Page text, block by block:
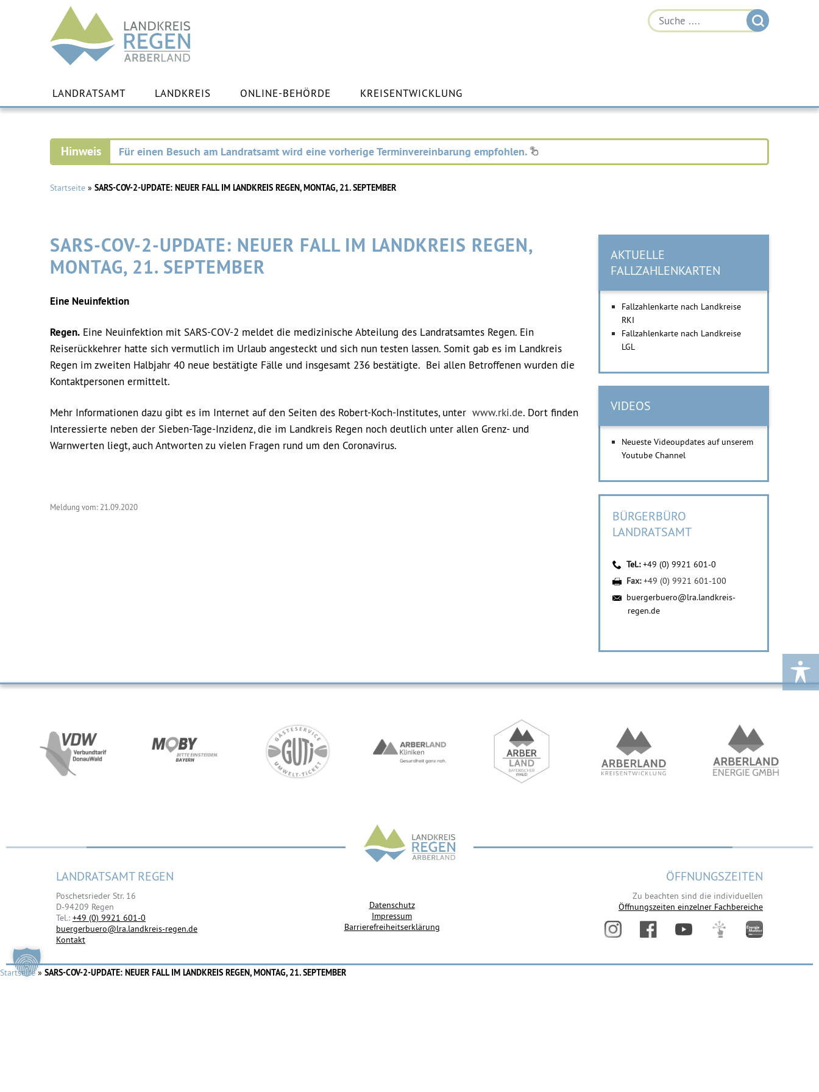
Landkreis
Regen
Inhalt
springen
LANDRATSAMT LANDKREIS ONLINE-BEHÖRDE KREISENTWICKLUNG
Für einen Besuch am Landratsamt wird eine vorherige Terminvereinbarung empfohlen.
Startseite » SARS-COV-2-UPDATE: NEUER FALL IM LANDKREIS REGEN, MONTAG, 21. SEPTEMBER
SARS-COV-2-UPDATE: NEUER FALL IM LANDKREIS REGEN,
MONTAG, 21. SEPTEMBER
Eine Neuinfektion
Regen. Eine Neuinfektion mit SARS-COV-2 meldet die medizinische Abteilung des Landratsamtes Regen. Ein
Reiserückkehrer hatte sich vermutlich im Urlaub angesteckt und sich nun testen lassen. Somit gab es im Landkreis
Regen im zweiten Halbjahr 40 neue bestätigte Fälle und insgesamt 236 bestätigte. Bei allen Betroffenen wurden die
Kontaktpersonen ermittelt.
Mehr Informationen dazu gibt es im Internet auf den Seiten des Robert-Koch-Institutes, unter www.rki.de. Dort finden
Interessierte neben der Sieben-Tage-Inzidenz, die im Landkreis Regen noch deutlich unter allen Grenz- und
Warnwerten liegt, auch Antworten zu vielen Fragen rund um den Coronavirus.
Meldung vom: 21.09.2020
AKTUELLE
FALLZAHLENKARTEN
Fallzahlenkarte nach Landkreise
RKI
Fallzahlenkarte nach Landkreise
LGL
VIDEOS
Neueste Videoupdates auf unserem
Youtube Channel
BÜRGERBÜRO
LANDRATSAMT
Tel.:+49 (0) 9921 601-0
Fax:+49 (0) 9921 601-100
buergerbuero@lra.landkreis-
regen.de
LANDRATSAMT REGEN
Poschetsrieder Str. 16
D-94209 Regen
Tel.: +49 (0) 9921 601-0
buergerbuero@lra.landkreis-regen.de
Kontakt
Datenschutz
Impressum
Barrierefreiheitserklärung
ÖFFNUNGSZEITEN
Zu beachten sind die individuellen
Öffnungszeiten einzelner Fachbereiche
Startseite» SARS-COV-2-UPDATE: NEUER FALL IM LANDKREIS REGEN, MONTAG, 21. SEPTEMBER